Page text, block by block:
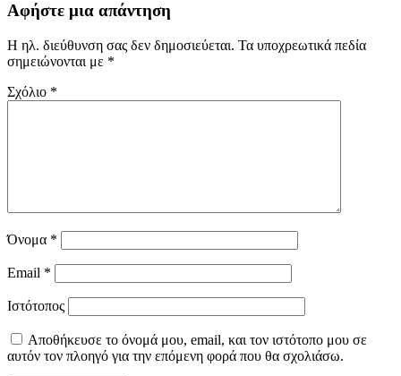
Αφήστε μια απάντηση
Η ηλ. διεύθυνση σας δεν δημοσιεύεται. Τα υποχρεωτικά πεδία
σημειώνονται με *
Σχόλιο *
Όνομα *
Email *
Ιστότοπος
Αποθήκευσε το όνομά μου, email, και τον ιστότοπο μου σε
αυτόν τον πλοηγό για την επόμενη φορά που θα σχολιάσω.